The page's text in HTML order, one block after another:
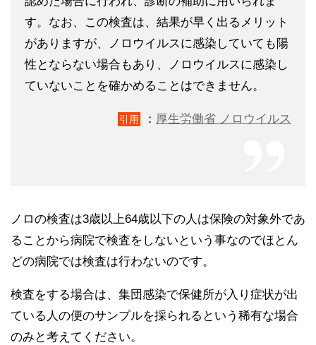
す。なお、この検査は、結果が早く出るメリット
がありますが、ノロウイルスに感染していても陽
性とならない場合もあり、ノロウイルスに感染し
ていないことを確かめることはできません。
引用 ： 厚生労働省 ノロウイルス
ノロの検査は3歳以上64歳以下の人は保険の対象外であ
ることから病院で検査をしないという事なのでほとん
どの病院では検査は行わないのです。
検査をする場合は、集団感染で保健所が入り症状が出
ている人の便のサンプルを採られるという稀有な場合
のみと考えてください。